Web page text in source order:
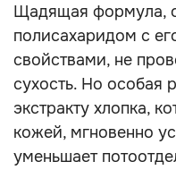
Щадящая формула,
полисахаридом с
свойствами, не
сухость. Но особая
экстракту хлопка,
кожей, мгновенно
уменьшает